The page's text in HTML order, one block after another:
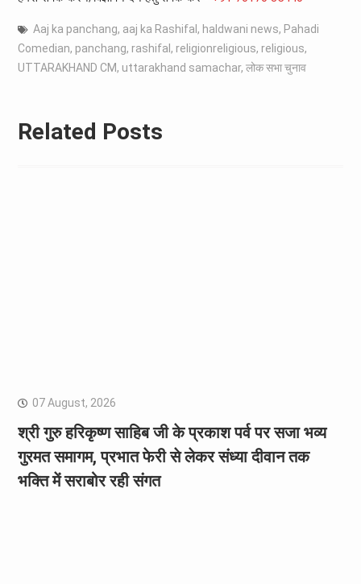
Aaj ka panchang, aaj ka Rashifal , haldwani news, Pahadi
Comedian, panchang, rashifal , religionreligious, religious,
UTTARAKHAND CM, uttarakhand samachar, लोक सभा चुनाव
Related Posts
07 August, 2026
श्री गुरु हरिकृष्ण साहिब जी के प्रकाश पर्व पर सजा भव्य
गुरमत समागम, प्रभात फेरी से लेकर संध्या दीवान तक
भक्ति में सराबोर रही संगत